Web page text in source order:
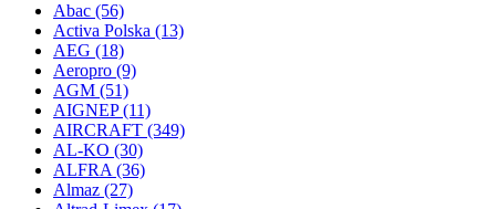
Abac (56)
Activa Polska (13)
AEG (18)
Aeropro (9)
AGM (51)
AIGNEP(11)
AIRCRAFT (349)
AL-KO (30)
ALFRA (36)
Almaz (27)